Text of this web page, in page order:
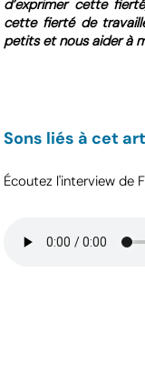
d’exprimer cette
cette fierté de
petits et nous aider à
Sons liés à cet
Écoutez l'interview de